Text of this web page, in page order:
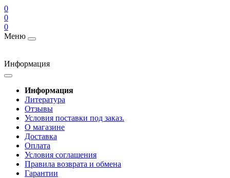
0
0
0
Меню
Информация
Информация
Литература
Отзывы
Условия поставки под заказ.
О магазине
Доставка
Оплата
Условия соглашения
Правила возврата и обмена
Гарантии